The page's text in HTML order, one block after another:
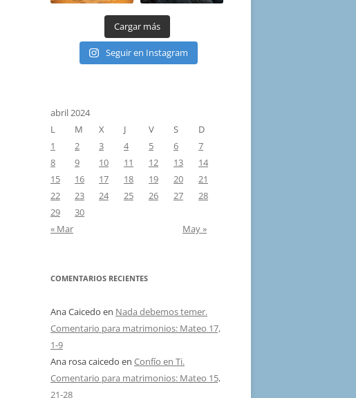
Cargar más
Seguir en Instagram
abril 2024
L
M X J V S
D
1
2 3 4 5 6
7
8
9 10 11 12 13
14
15
16 17 18 19 20
21
22
23 24 25 26 27
28
29
30
« Mar
May »
COMENTARIOS RECIENTES
Ana Caicedo en Nada debemos temer.
Comentario para matrimonios: Mateo 17,
1-9
Ana rosa caicedo en Confío en Ti.
Comentario para matrimonios: Mateo 15,
21-28